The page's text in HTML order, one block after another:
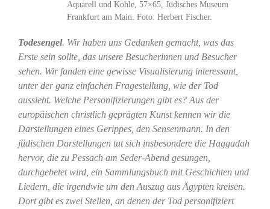
Aquarell und Kohle, 57×65, Jüdisches Museum
Frankfurt am Main. Foto: Herbert Fischer.
Todesengel. Wir haben uns Gedanken gemacht, was das
Erste sein sollte, das unsere Besucherinnen und Besucher
sehen. Wir fanden eine gewisse Visualisierung interessant,
unter der ganz einfachen Fragestellung, wie der Tod
aussieht. Welche Personifizierungen gibt es? Aus der
europäischen christlich geprägten Kunst kennen wir die
Darstellungen eines Gerippes, den Sensenmann. In den
jüdischen Darstellungen tut sich insbesondere die Haggadah
hervor, die zu Pessach am Seder-Abend gesungen,
durchgebetet wird, ein Sammlungsbuch mit Geschichten und
Liedern, die irgendwie um den Auszug aus Ägypten kreisen.
Dort gibt es zwei Stellen, an denen der Tod personifiziert